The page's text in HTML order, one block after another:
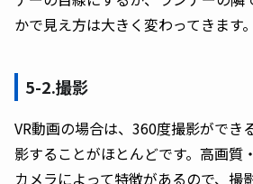
かで見え方は大きく変わってきます。
5-2.撮影
VR動画の場合は、360度撮影ができ
影することがほとんどです。高画質
カメラによって特徴があるので、撮